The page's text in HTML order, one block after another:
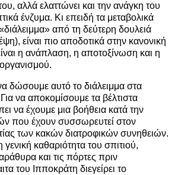
αλλά ελαττώνει και την ανάγκη του
ένζυμα. Κι επειδή τα μεταβολικά
από τη δεύτερη δουλειά
είναι πιο αποδοτικά στην κανονική
η ανάπλαση, η αποτοξίνωση και η
δώσουμε αυτό το διάλειμμα στα
να αποκομίσουμε τα βέλτιστα
να έχουμε μια βοήθεια κατά την
που έχουν συσσωρευτεί στον
των κακών διατροφικών συνηθειών.
γενική καθαριότητα του σπιτιού,
και τις πόρτες πριν
του Ιπποκράτη διεγείρει το